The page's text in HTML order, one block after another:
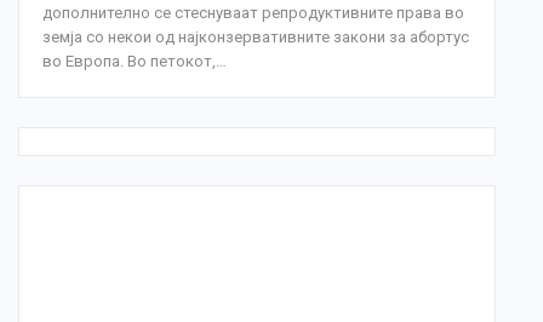
дополнително се стеснуваат репродуктивните права во
земја со некои од најконзервативните закони за абортус
во Европа. Во петокот,…